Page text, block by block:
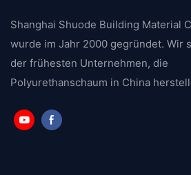
Shanghai Shuode Building Material
wurde im Jahr 2000 gegründet. Wir
der frühesten Unternehmen, die
Polyurethanschaum in China